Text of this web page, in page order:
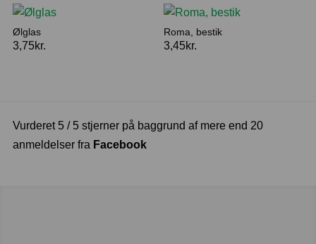
Ølglas
3,75kr.
Roma, bestik
3,45kr.
Vurderet 5 / 5 stjerner på baggrund af mere end 20
anmeldelser fra Facebook